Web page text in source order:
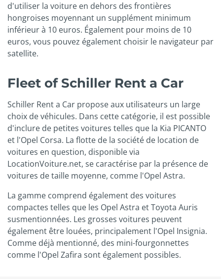
d'utiliser la voiture en dehors des frontières
hongroises moyennant un supplément minimum
inférieur à 10 euros. Également pour moins de 10
euros, vous pouvez également choisir le navigateur par
satellite.
Fleet of Schiller Rent a Car
Schiller Rent a Car propose aux utilisateurs un large
choix de véhicules. Dans cette catégorie, il est possible
d'inclure de petites voitures telles que la Kia PICANTO
et l'Opel Corsa. La flotte de la société de location de
voitures en question, disponible via
LocationVoiture.net, se caractérise par la présence de
voitures de taille moyenne, comme l'Opel Astra.
La gamme comprend également des voitures
compactes telles que les Opel Astra et Toyota Auris
susmentionnées. Les grosses voitures peuvent
également être louées, principalement l'Opel Insignia.
Comme déjà mentionné, des mini-fourgonnettes
comme l'Opel Zafira sont également possibles.